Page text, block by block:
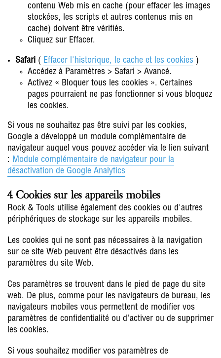
contenu Web mis en cache (pour effacer les images
stockées, les scripts et autres contenus mis en
cache) doivent être vérifiés.
Cliquez sur Effacer.
Safari ( Effacer l'historique, le cache et les cookies )
Accédez à Paramètres > Safari > Avancé.
Activez « Bloquer tous les cookies ». Certaines
pages pourraient ne pas fonctionner si vous bloquez
les cookies.
Si vous ne souhaitez pas être suivi par les cookies,
Google a développé un module complémentaire de
navigateur auquel vous pouvez accéder via le lien suivant
: Module complémentaire de navigateur pour la
désactivation de Google Analytics
4. Cookies sur les appareils mobiles
Rock & Tools utilise également des cookies ou d'autres
périphériques de stockage sur les appareils mobiles.
Les cookies qui ne sont pas nécessaires à la navigation
sur ce site Web peuvent être désactivés dans les
paramètres du site Web.
Ces paramètres se trouvent dans le pied de page du site
web. De plus, comme pour les navigateurs de bureau, les
navigateurs mobiles vous permettent de modifier vos
paramètres de confidentialité ou d'activer ou de supprimer
les cookies.
Si vous souhaitez modifier vos paramètres de